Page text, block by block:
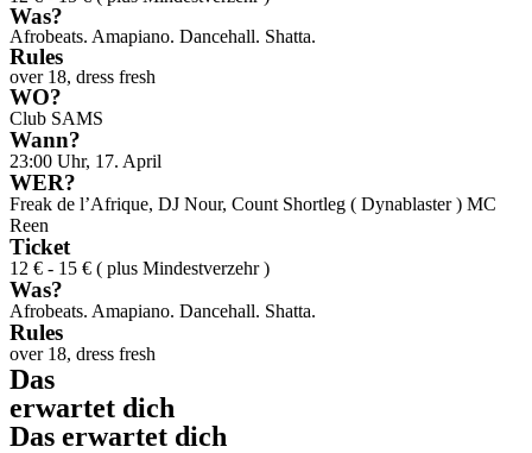
Was?
Afrobeats. Amapiano. Dancehall. Shatta.
Rules
over 18, dress fresh
WO?
Club SAMS
Wann?
23:00 Uhr, 17. April
WER?
Freak de l’Afrique, DJ Nour, Count Shortleg ( Dynablaster ) MC
Reen
Ticket
12 € - 15 € ( plus Mindestverzehr )
Was?
Afrobeats. Amapiano. Dancehall. Shatta.
Rules
over 18, dress fresh
Das
erwartet dich
Das erwartet dich